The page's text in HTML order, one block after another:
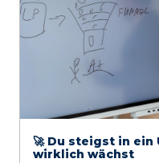
🚀 Du steigst in ein
wirklich wächst